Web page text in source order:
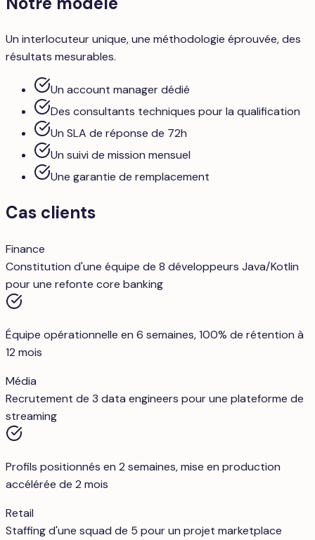
Un interlocuteur unique, une méthodologie éprouvée, des
résultats mesurables.
Un account manager dédié
Des consultants techniques pour la qualification
Un SLA de réponse de 72h
Un suivi de mission mensuel
Une garantie de remplacement
Cas clients
Finance
Constitution d'une équipe de 8 développeurs Java/Kotlin
pour une refonte core banking
Équipe opérationnelle en 6 semaines, 100% de rétention à
12 mois
Média
Recrutement de 3 data engineers pour une plateforme de
streaming
Profils positionnés en 2 semaines, mise en production
accélérée de 2 mois
Retail
Staffing d'une squad de 5 pour un projet marketplace